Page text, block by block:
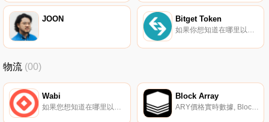
JOON Bitget Token
如果你想知道在哪里以當前價格購買Bitget Token,目前交易{Bitget Token]股票的頂級加密貨幣交易所是Bitget。您可以在我們的加密貨幣交易所頁面上找到其他列表。BGB（Bitget Token）是Bitget的原生實用令牌。BGB已對申請的權益進行了調整.
物流 (00)
Wabi Block Array